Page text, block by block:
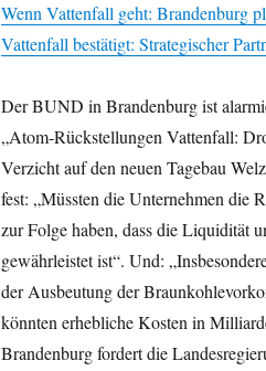
Wenn Vattenfall geht: Brandenburg
Vattenfall bestätigt: Strategischer
Der BUND in Brandenburg ist
„Atom-Rückstellungen Vattenfall:
Verzicht auf den neuen Tagebau
fest: „Müssten die Unternehmen die
zur Folge haben, dass die Liquidität
gewährleistet ist“. Und:
der Ausbeutung der
könnten erhebliche Kosten in
Brandenburg fordert die